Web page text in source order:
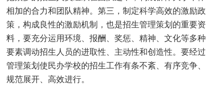
相加的合力和团队精神。第三，制定科学高效的激励政
策，构成良性的激励机制，也是招生管理策划的重要资
料，要充分运用环境、报酬、奖惩、精神、文化等多种
要素调动招生人员的进取性、主动性和创造性。要经过
管理策划使民办学校的招生工作有条不紊、有序竞争、
规范展开、高效进行。